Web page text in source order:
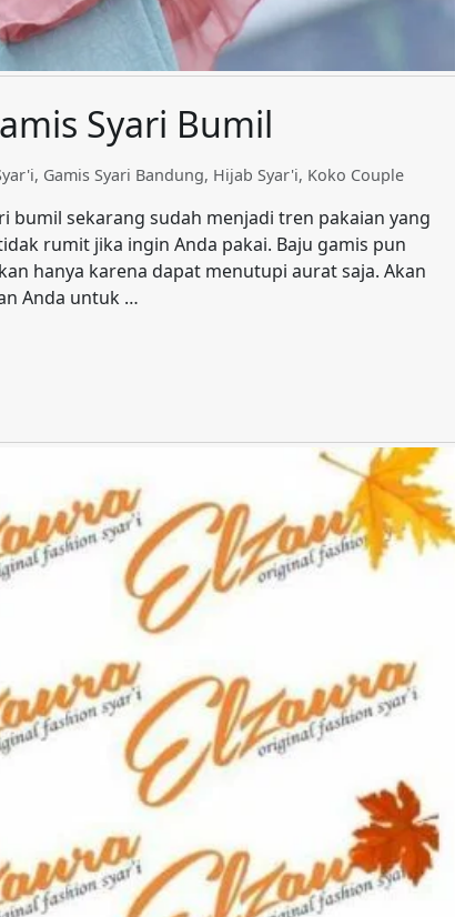
Syari Bumil
, Gamis Syari Bandung, Hijab Syar'i, Koko Couple
bumil sekarang sudah menjadi tren pakaian yang
rumit jika ingin Anda pakai. Baju gamis pun
hanya karena dapat menutupi aurat saja. Akan
Anda untuk …